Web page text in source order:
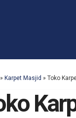
» Karpet Masjid » Toko